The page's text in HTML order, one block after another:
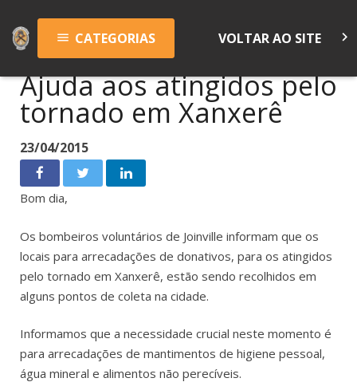
menu CATEGORIAS VOLTAR AO SITE keyboard_arrow_right
Ajuda aos atingidos pelo
tornado em Xanxerê
23/04/2015
Bom dia,
Os bombeiros voluntários de Joinville informam que os
locais para arrecadações de donativos, para os atingidos
pelo tornado em Xanxerê, estão sendo recolhidos em
alguns pontos de coleta na cidade.
Informamos que a necessidade crucial neste momento é
para arrecadações de mantimentos de higiene pessoal,
água mineral e alimentos não perecíveis.